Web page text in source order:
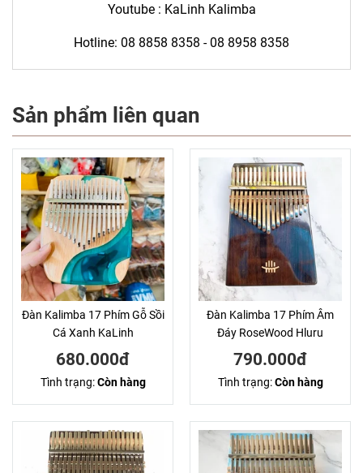
Youtube : KaLinh Kalimba
Hotline: 08 8858 8358 -08 8958 8358
Sản phẩm liên quan
Đàn Kalimba 17 Phím Gỗ Sồi
Cá Xanh KaLinh
680.000đ
Tình trạng:Còn hàng
Đàn Kalimba 17 Phím Âm
Đáy RoseWood Hluru
790.000đ
Tình trạng:Còn hàng